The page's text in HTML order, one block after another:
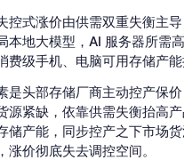
控式涨价由供需双重失衡主
本地大模型，AI 服务器所需
费级手机、电脑可用存储产
是头部存储厂商主动控产保
源紧缺，依靠供需失衡抬高
储产能，同步控产之下市场
涨价彻底失去调控空间。